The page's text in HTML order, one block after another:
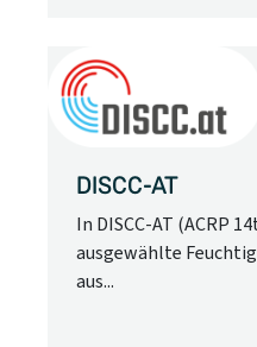
DISCC-AT
In DISCC-AT (ACRP
ausgewählte
aus...